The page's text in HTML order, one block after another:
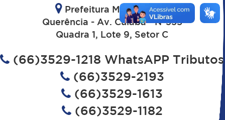
Prefeitura Municipal de
Querência - Av. Cuiaba - N°335
Quadra 1, Lote 9, Setor C
(66)3529-1218 WhatsAPP Tributos
(66)3529-2193
(66)3529-1613
(66)3529-1182